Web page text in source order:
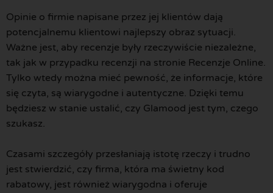
Opinie o firmie napisane przez jej klientów dają
potencjalnemu klientowi najlepszy obraz sytuacji.
Ważne jest, aby recenzje były rzeczywiście niezależne,
tak jak w przypadku recenzji na stronie Recenzje Online.
Tylko wtedy można mieć pewność, że informacje, które
się czyta, są wiarygodne i autentyczne. Dzięki temu
będziesz w stanie ustalić, czy Glamood jest tym, czego
szukasz.
Czasami szczegóły przesłaniają istotę rzeczy i trudno
jest stwierdzić, czy firma, która ma świetny kod
rabatowy, jest również wiarygodna i oferuje